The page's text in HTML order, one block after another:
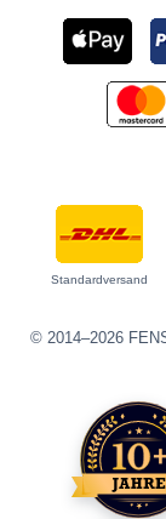
Standardversand
© 2014–2026